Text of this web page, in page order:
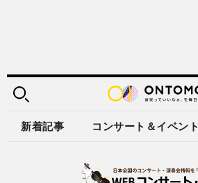
新着記事 コンサート＆イベント